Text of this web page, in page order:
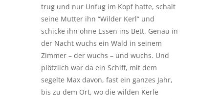
trug und nur Unfug im Kopf hatte, schalt
seine Mutter ihn “Wilder Kerl” und
schicke ihn ohne Essen ins Bett. Genau in
der Nacht wuchs ein Wald in seinem
Zimmer – der wuchs – und wuchs. Und
plötzlich war da ein Schiff, mit dem
segelte Max davon, fast ein ganzes Jahr,
bis zu dem Ort, wo die wilden Kerle